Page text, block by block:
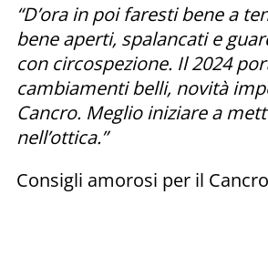
“D’ora in poi faresti bene a
bene aperti, spalancati e
con circospezione. Il 2024
cambiamenti belli, novità
Cancro. Meglio iniziare a
nell’ottica.”
Consigli amorosi per il Cancro